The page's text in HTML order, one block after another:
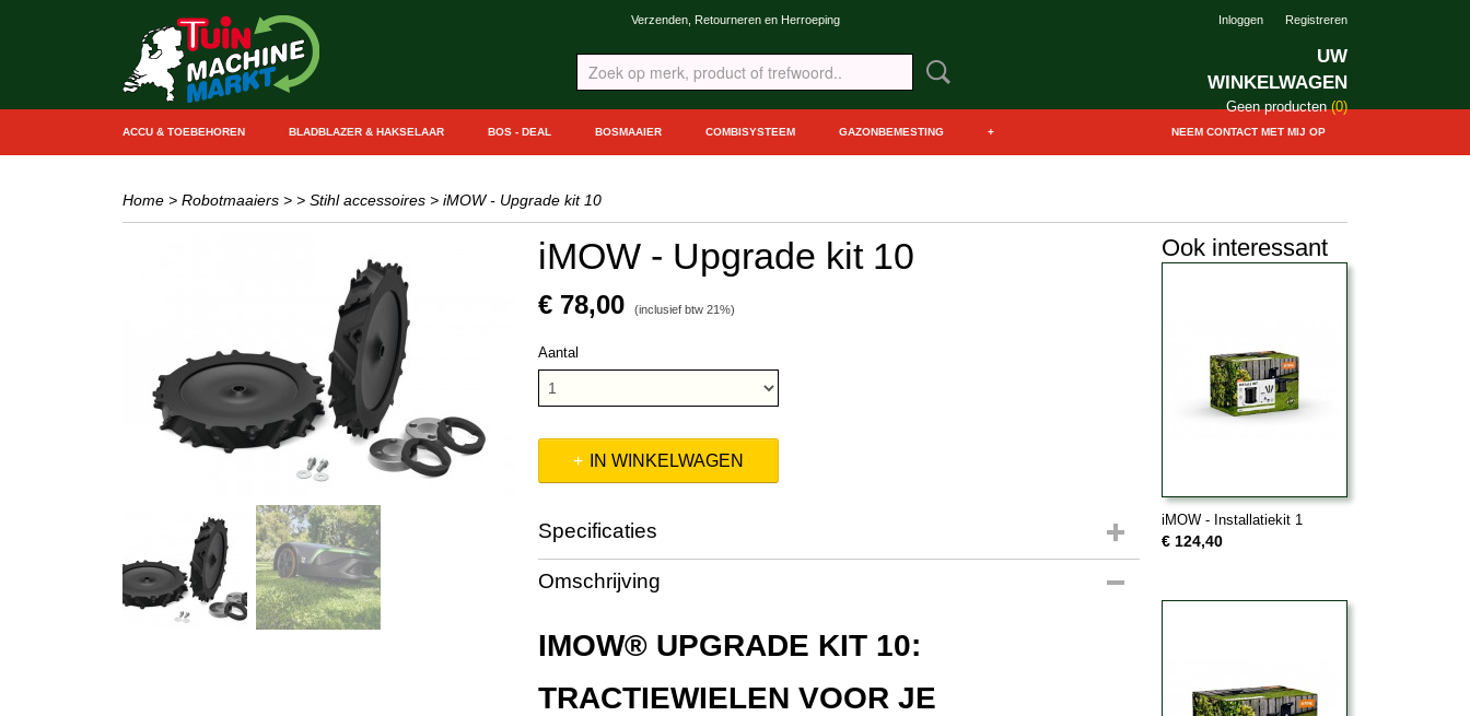
Verzenden, Retourneren en Herroeping Inloggen Registreren
UW
WINKELWAGEN
Geen producten(0)
NEEM CONTACT MET MIJ OP
ACCU & TOEBEHOREN BLADBLAZER & HAKSELAAR BOS - DEAL BOSMAAIER COMBISYSTEEM GAZONBEMESTING +
Home > Robotmaaiers > > Stihl accessoires > iMOW - Upgrade kit 10
iMOW - Upgrade kit 10
€ 78,00 (inclusief btw 21%)
Aantal
IN WINKELWAGEN
Specificaties
Productcode leverancier
Omschrijving
IMOW® UPGRADE KIT 10:
TRACTIEWIELEN VOOR JE
Ook interessant
iMOW - Installatiekit 1
€ 124,40